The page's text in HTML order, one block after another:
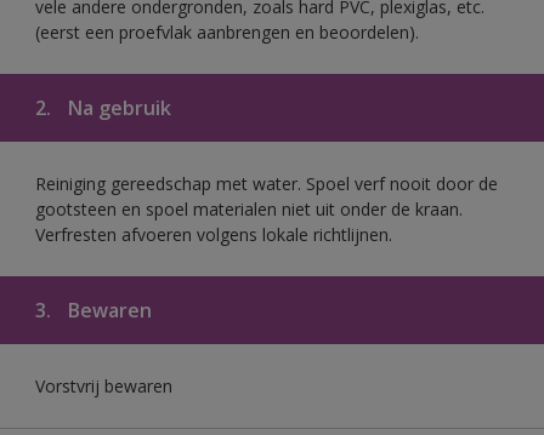
vele andere ondergronden, zoals hard PVC, plexiglas, etc.
(eerst een proefvlak aanbrengen en beoordelen).
2. Na gebruik
Reiniging gereedschap met water. Spoel verf nooit door de
gootsteen en spoel materialen niet uit onder de kraan.
Verfresten afvoeren volgens lokale richtlijnen.
3. Bewaren
Vorstvrij bewaren